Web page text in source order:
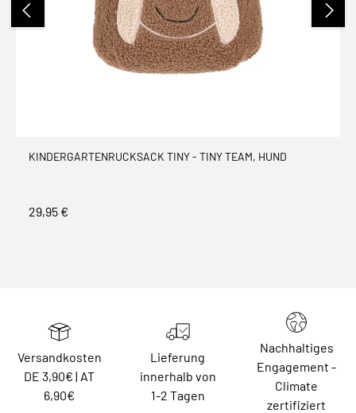
KINDERGARTENRUCKSACK TINY - TINY TEAM, HUND
29,95 €
Versandkosten
DE 3,90€ | AT
6,90€
Lieferung
innerhalb von
1-2 Tagen
Nachhaltiges
Engagement -
Climate
zertifiziert